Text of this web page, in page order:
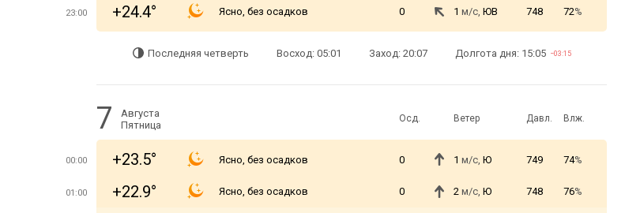
23:00 +24.4° Ясно, без осадков 0 1 м/с, ЮВ 748 72%
Последняя четверть Восход: 05:01 Заход: 20:07 Долгота дня: 15:05 −03:15
7
Августа
Пятница
Осд. Ветер Давл. Влж.
00:00 +23.5° Ясно, без осадков 0 1 м/с, Ю 749 74%
01:00 +22.9° Ясно, без осадков 0 2 м/с, Ю 748 76%